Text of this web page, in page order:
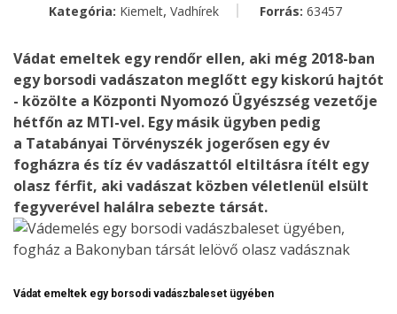
Kategória: Kiemelt, Vadhírek Forrás: 63457
Vádat emeltek egy rendőr ellen, aki még 2018-ban
egy borsodi vadászaton meglőtt egy kiskorú hajtót
- közölte a Központi Nyomozó Ügyészség vezetője
hétfőn az MTI-vel. Egy másik ügyben pedig
a Tatabányai Törvényszék jogerősen egy év
fogházra és tíz év vadászattól eltiltásra ítélt egy
olasz férfit, aki vadászat közben véletlenül elsült
fegyverével halálra sebezte társát.
Vádat emeltek egy borsodi vadászbaleset ügyében